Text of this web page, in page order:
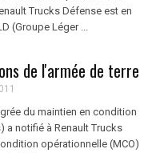
Trucks Défense est en
(Groupe Léger ...
de l'armée de terre
du maintien en condition
a notifié à Renault Trucks
opérationnelle (MCO)